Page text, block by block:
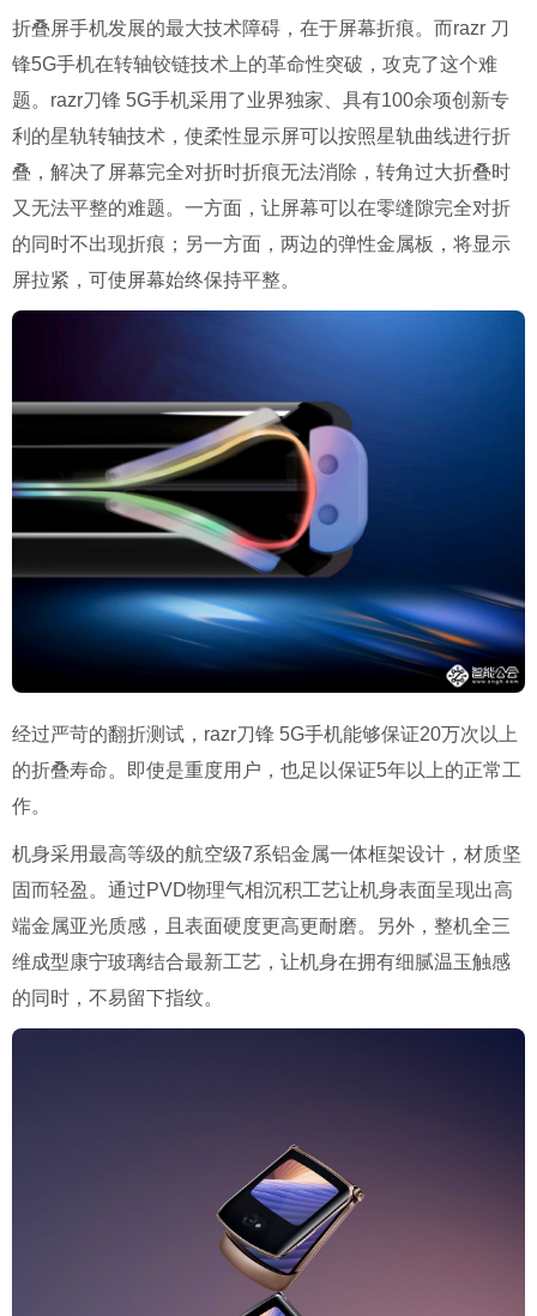
折叠屏手机发展的最大技术障碍，在于屏幕折痕。而razr 刀
锋5G手机在转轴铰链技术上的革命性突破，攻克了这个难
题。razr刀锋 5G手机采用了业界独家、具有100余项创新专
利的星轨转轴技术，使柔性显示屏可以按照星轨曲线进行折
叠，解决了屏幕完全对折时折痕无法消除，转角过大折叠时
又无法平整的难题。一方面，让屏幕可以在零缝隙完全对折
的同时不出现折痕；另一方面，两边的弹性金属板，将显示
屏拉紧，可使屏幕始终保持平整。
经过严苛的翻折测试，razr刀锋 5G手机能够保证20万次以上
的折叠寿命。即使是重度用户，也足以保证5年以上的正常工
作。
机身采用最高等级的航空级7系铝金属一体框架设计，材质坚
固而轻盈。通过PVD物理气相沉积工艺让机身表面呈现出高
端金属亚光质感，且表面硬度更高更耐磨。另外，整机全三
维成型康宁玻璃结合最新工艺，让机身在拥有细腻温玉触感
的同时，不易留下指纹。